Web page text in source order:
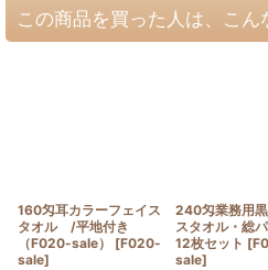
この商品を買った人は、こ
160匁耳カラーフェイス
タオル /平地付き
（F020-sale）
[F020-
sale]
240匁業務用
スタオル・総
12枚セット [
sale]